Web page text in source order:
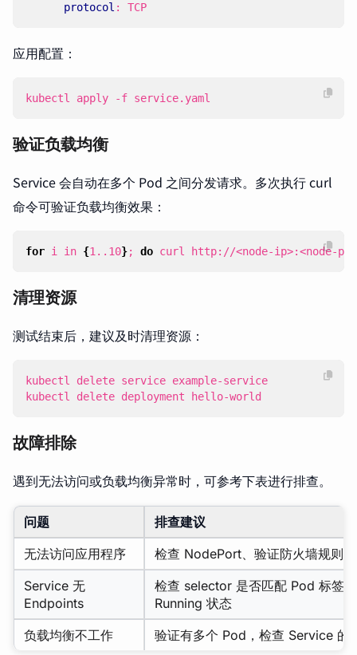
protocol : TCP
应用配置：
kubectl apply -f service.yaml
验证负载均衡
Service 会自动在多个 Pod 之间分发请求。多次执行 curl
命令可验证负载均衡效果：
for i in {1..10}; do curl http://<node-ip>:<node-
清理资源
测试结束后，建议及时清理资源：
kubectl delete deployment hello-world
故障排除
遇到无法访问或负载均衡异常时，可参考下表进行排查。
问题
排查建议
无法访问应用程序
检查 NodePort、验证防火墙规则
Service 无
Endpoints
检查 selector 是否匹配 Pod 标签
Running 状态
负载均衡不工作
验证有多个 Pod，检查 Service 的